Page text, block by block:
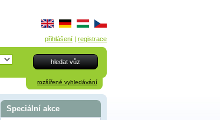
přihlášení | registrace
rozšířené vyhledávání
Speciální akce